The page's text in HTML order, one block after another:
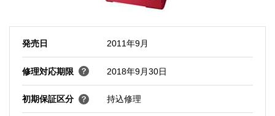
発売日 2011年9月
修理対応期限 2018年9月30日
初期保証区分 持込修理